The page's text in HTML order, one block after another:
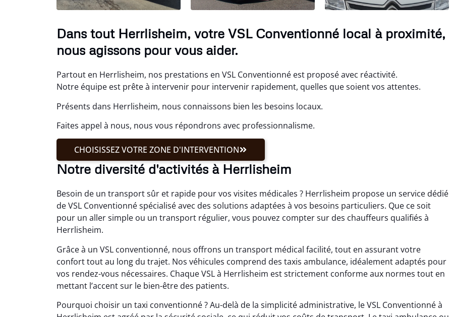
Dans tout Herrlisheim, votre VSL Conventionné local à proximité,
nous agissons pour vous aider.
Partout en Herrlisheim, nos prestations en VSL Conventionné est proposé avec réactivité.
Notre équipe est prête à intervenir pour intervenir rapidement, quelles que soient vos attentes.
Présents dans Herrlisheim, nous connaissons bien les besoins locaux.
Faites appel à nous, nous vous répondrons avec professionnalisme.
CHOISISSEZ VOTRE ZONE D'INTERVENTION
Notre diversité d'activités à Herrlisheim
Besoin de un transport sûr et rapide pour vos visites médicales ? Herrlisheim propose un service dédié
de VSL Conventionné spécialisé avec des solutions adaptées à vos besoins particuliers. Que ce soit
pour un aller simple ou un transport régulier, vous pouvez compter sur des chauffeurs qualifiés à
Herrlisheim.
Grâce à un VSL conventionné, nous offrons un transport médical facilité, tout en assurant votre
confort tout au long du trajet. Nos véhicules comprend des taxis ambulance, idéalement adaptés pour
vos rendez-vous nécessaires. Chaque VSL à Herrlisheim est strictement conforme aux normes tout en
mettant l’accent sur le bien-être des patients.
Pourquoi choisir un taxi conventionné ? Au-delà de la simplicité administrative, le VSL Conventionné à